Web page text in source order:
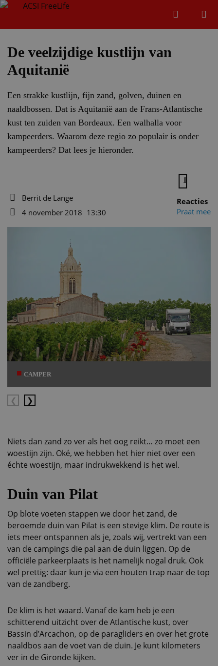
De veelzijdige kustlijn van
Aquitanië
Een strakke kustlijn, fijn zand, golven, duinen en
naaldbossen. Dat is Aquitanië aan de Frans-Atlantische
kust ten zuiden van Bordeaux. Een walhalla voor
kampeerders. Waarom deze regio zo populair is onder
kampeerders? Dat lees je hieronder.
Auteur
Berrit de Lange
4 november 2018 13:30
1
Reacties
Praat mee
CAMPER
Niets dan zand zo ver als het oog reikt… zo moet een
woestijn zijn. Oké, we hebben het hier niet over een
échte woestijn, maar indrukwekkend is het wel.
Duin van Pilat
Op blote voeten stappen we door het zand, de
beroemde duin van Pilat is een stevige klim. De route is
iets meer ontspannen als je, zoals wij, vertrekt van een
van de campings die pal aan de duin liggen. Op de
officiële parkeerplaats is het namelijk nogal druk. Ook
wel prettig: daar kun je via een houten trap naar de top
van de zandberg.
De klim is het waard. Vanaf de kam heb je een
schitterend uitzicht over de Atlantische kust, over
Bassin d’Arcachon, op de paragliders en over het grote
naaldbos aan de voet van de duin. Je kunt kilometers
ver in de Gironde kijken.